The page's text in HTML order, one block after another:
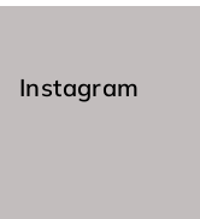
Instagram